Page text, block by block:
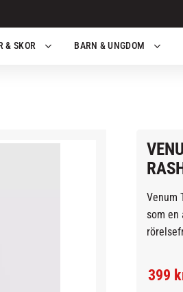
& SKOR BARN & UNGDOM
Venum
som en
399